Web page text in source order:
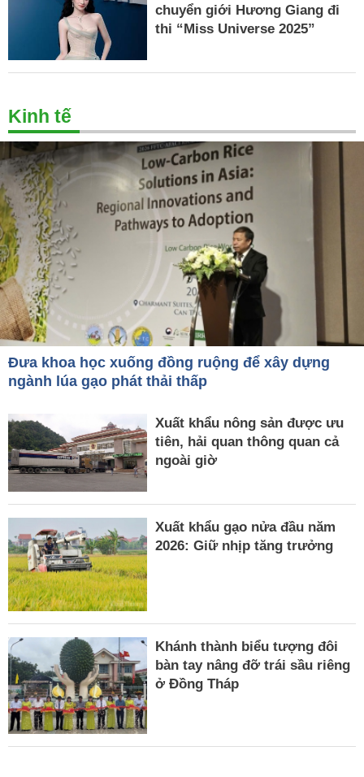
chuyển giới Hương Giang đi
thi “Miss Universe 2025”
Kinh tế
Đưa khoa học xuống đồng ruộng để xây dựng
ngành lúa gạo phát thải thấp
Xuất khẩu nông sản được ưu
tiên, hải quan thông quan cả
ngoài giờ
Xuất khẩu gạo nửa đầu năm
2026: Giữ nhịp tăng trưởng
Khánh thành biểu tượng đôi
bàn tay nâng đỡ trái sầu riêng
ở Đồng Tháp